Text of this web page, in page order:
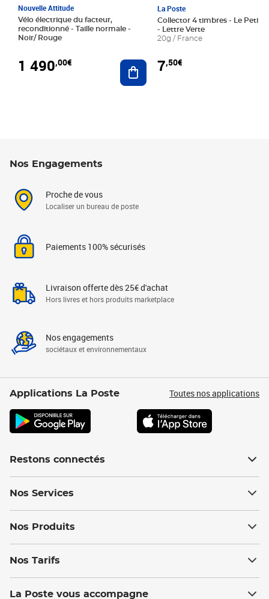
Nouvelle Attitude
Vélo électrique du facteur,
reconditionné - Taille normale -
Noir/ Rouge
1 490,00€ Ajouter au panier
La Poste
Collector 4 timbres - Le Petit
- Lettre Verte
20g / France
7,50€
Nos Engagements
Proche de vous
Localiser un bureau de poste
Paiements 100% sécurisés
Livraison offerte dès 25€ d'achat
Hors livres et hors produits marketplace
Nos engagements
sociétaux et environnementaux
Applications La Poste Toutes nos applications
Restons connectés
Nos Services
Nos Produits
Nos Tarifs
La Poste vous accompagne